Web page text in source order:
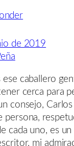
de 2019
ese caballero
cerca para
consejo, Carlos
persona,
cada uno, es
mi